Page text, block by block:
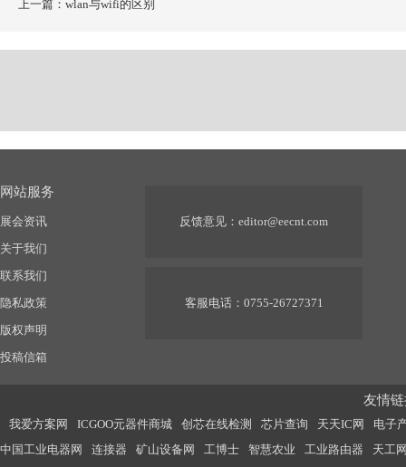
上一篇：wlan与wifi的区别
网站服务
展会资讯
关于我们
联系我们
隐私政策
版权声明
投稿信箱
反馈意见： editor@eecnt.com
客服电话：0755-26727371
友情
我爱方案网 ICGOO元器件商城 创芯在线检测 芯片查询 天天IC网
电子
中国工业电器网
连接器 矿山设备网 工博士 智慧农业 工业路由器
天工